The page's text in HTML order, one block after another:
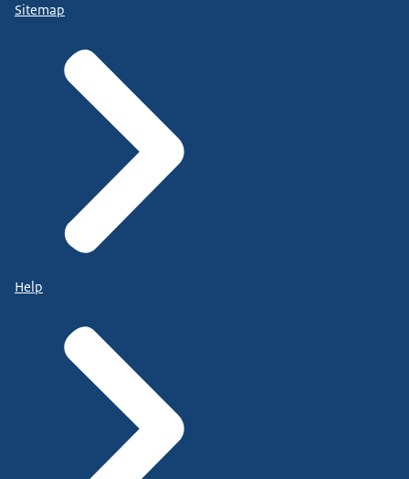
Sitemap
Help